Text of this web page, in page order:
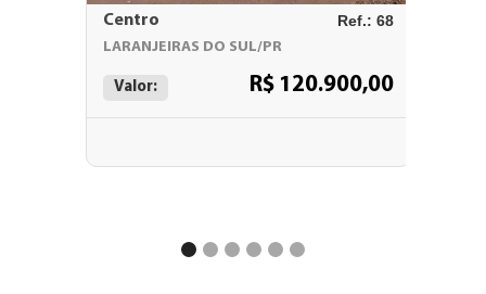
Centro Ref.: 68
LARANJEIRAS DO SUL/PR
Valor: R$ 120.900,00